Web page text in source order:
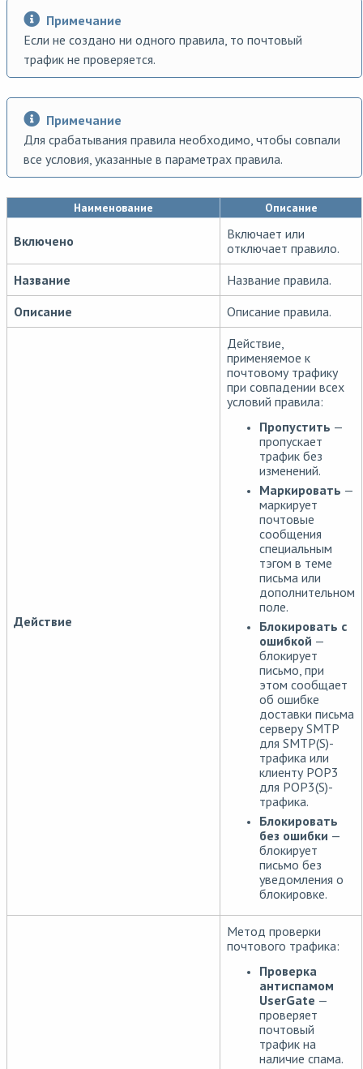
Примечание
Если не создано ни одного правила, то почтовый
трафик не проверяется.
Примечание
Для срабатывания правила необходимо, чтобы совпали
все условия, указанные в параметрах правила.
Наименование Описание
Включено
Включает или
отключает правило.
Название
Название правила.
Описание
Описание правила.
Действие
Действие,
применяемое к
почтовому трафику
при совпадении всех
условий правила:
Пропустить —
пропускает
трафик без
изменений.
Маркировать —
маркирует
почтовые
сообщения
специальным
тэгом в теме
письма или
дополнительном
поле.
Блокировать с
ошибкой —
блокирует
письмо, при
этом сообщает
об ошибке
доставки письма
серверу SMTP
для SMTP(S)-
трафика или
клиенту POP3
для POP3(S)-
трафика.
Блокировать
без ошибки —
блокирует
письмо без
уведомления о
блокировке.
Метод проверки
почтового трафика:
Проверка
антиспамом
UserGate —
проверяет
почтовый
трафик на
наличие спама.